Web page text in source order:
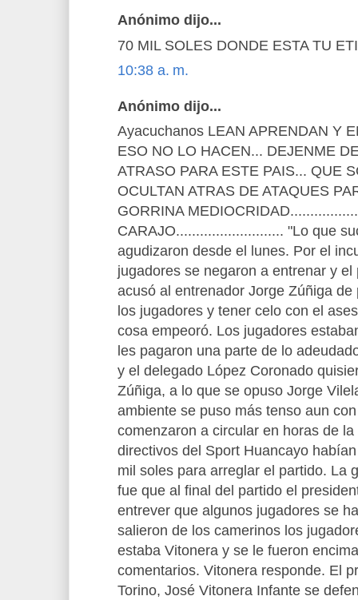
Anónimo dijo...
70 MIL SOLES DONDE ESTA TU
10:38 a. m.
Anónimo dijo...
Ayacuchanos LEAN APRENDAN Y
ESO NO LO HACEN... DEJENME
ATRASO PARA ESTE PAIS... QUE
OCULTAN ATRAS DE ATAQUES
GORRINA
CARAJO........................... "Lo que
agudizaron desde el lunes. Por el
jugadores se negaron a entrenar y
acusó al entrenador Jorge Zúñiga
los jugadores y tener celo con el
cosa empeoró. Los jugadores
les pagaron una parte de lo
y el delegado López Coronado
Zúñiga, a lo que se opuso Jorge
ambiente se puso más tenso aun
comenzaron a circular en horas de
directivos del Sport Huancayo
mil soles para arreglar el partido. La
fue que al final del partido el
entrever que algunos jugadores se
salieron de los camerinos los
estaba Vitonera y se le fueron
comentarios. Vitonera responde. El
Torino, José Vitonera Infante se